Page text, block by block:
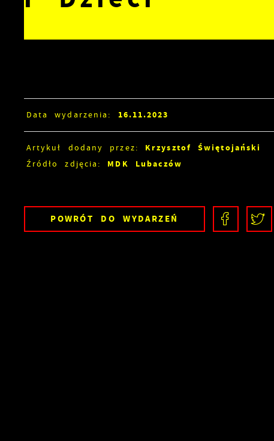
Data wydarzenia: 16.11.2023
Artykuł dodany przez: Krzysztof Świętojański
Źródło zdjęcia: MDK Lubaczów
POWRÓT DO WYDARZEŃ